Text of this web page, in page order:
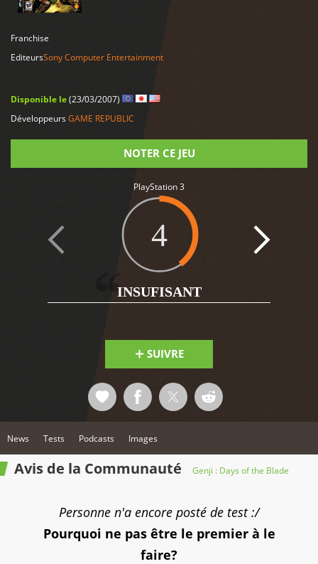
Franchise
EditeursSony Computer Entertainment
Disponible le(23/03/2007)
DéveloppeursGAME REPUBLIC
NOTER CE JEU
PlayStation 3
4
INSUFISANT
SUIVRE
News Tests Podcasts Images
Avis de la Communauté Genji : Days of the Blade
Personne n'a encore posté de test :/
Pourquoi ne pas être le premier à le
faire?